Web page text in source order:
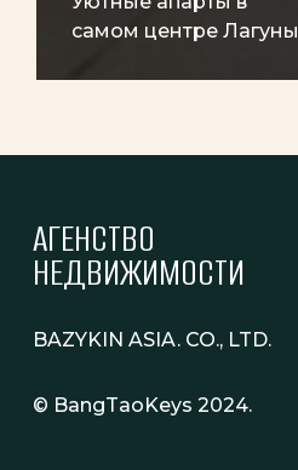
самом центре Лагуны
АГЕНСТВО
НЕДВИЖИМОСТИ
BAZYKIN ASIA. CO., LTD.
© BangTaoKeys 2024.